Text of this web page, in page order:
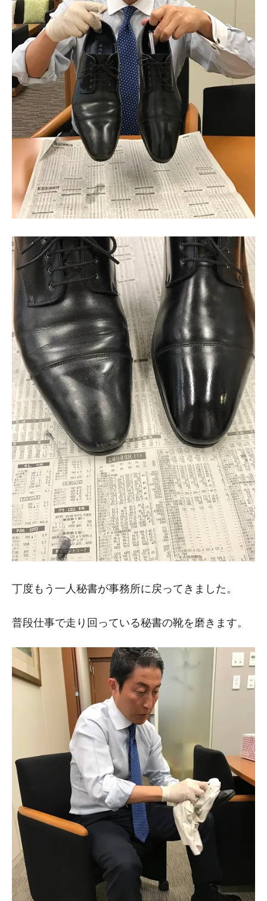
丁度もう一人秘書が事務所に戻ってきました。
普段仕事で走り回っている秘書の靴を磨きます。